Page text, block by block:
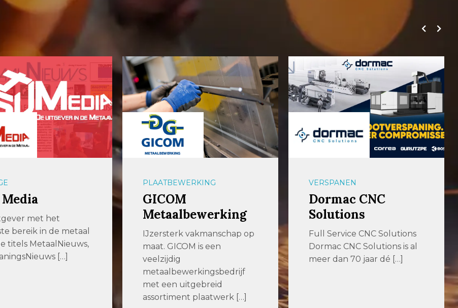
Media
met het
bereik in de metaal
titels MetaalNieuws,
[…]
PLAATBEWERKING
GICOM
Metaalbewerking
IJzersterk vakmanschap op
maat. GICOM is een
veelzijdig
metaalbewerkingsbedrijf
met een uitgebreid
assortiment plaatwerk […]
VERSPANEN
Dormac CNC
Solutions
Full Service CNC Solutions
Dormac CNC Solutions is al
meer dan 70 jaar dé […]